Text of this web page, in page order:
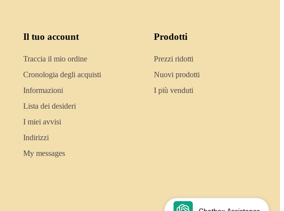
Il tuo account
Traccia il mio ordine
Cronologia degli acquisti
Informazioni
Lista dei desideri
I miei avvisi
Indirizzi
My messages
Prodotti
Prezzi ridotti
Nuovi prodotti
I più venduti